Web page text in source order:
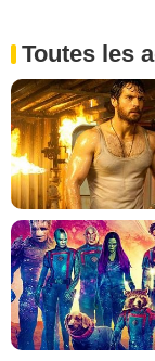
Toutes les